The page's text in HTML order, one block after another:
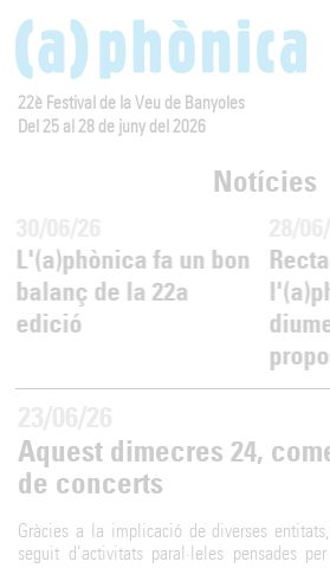
22è Festival de la Veu de Banyoles
Del 25 al 28 de juny del 2026
Notícies
L'(a)phònica fa un bon
balanç de la 22a
edició
Aquest dimecres 24,
de concerts
Gràcies a la implicació de diverses
seguit d’activitats paral·leles pensades